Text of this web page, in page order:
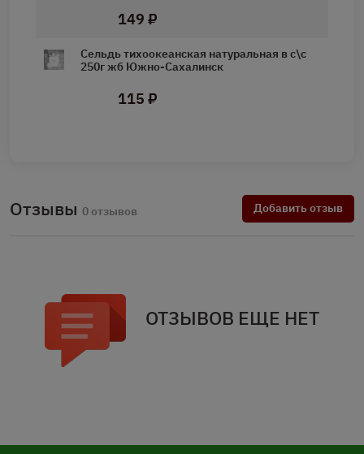
149 ₽
Сельдь тихоокеанская натуральная в с\с
250г жб Южно-Сахалинск
115 ₽
Отзывы 0 отзывов Добавить отзыв
ОТЗЫВОВ ЕЩЕ НЕТ